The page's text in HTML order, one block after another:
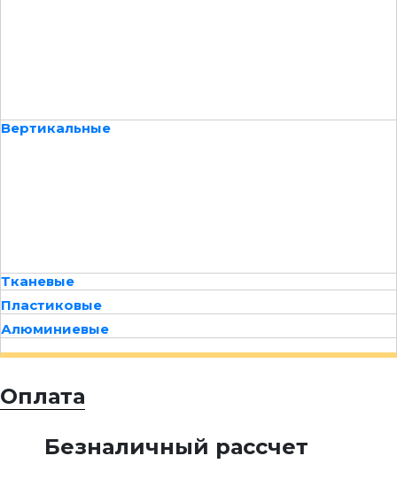
Вертикальные
Тканевые
Пластиковые
Алюминиевые
Оплата
Безналичный рассчет